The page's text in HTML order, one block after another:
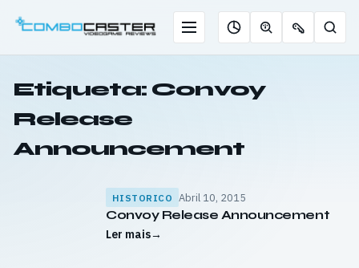
para
Menu
Roleta
de
Descobrir
IA
Ofertas
Etiqueta: Convoy
Release
Announcement
HISTORICO Abril 10, 2015
Convoy Release Announcement
Ler mais→